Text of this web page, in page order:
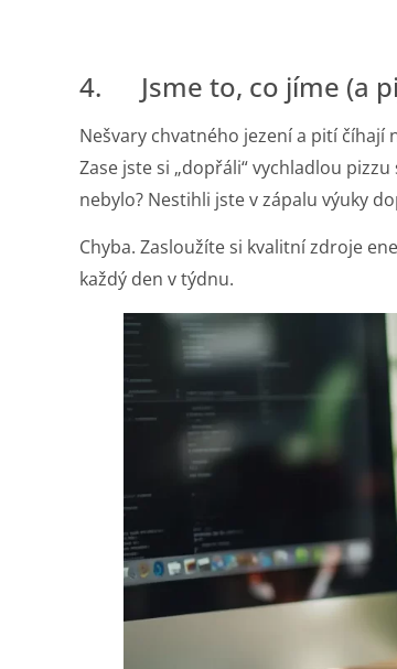
4. Jsme to, co jíme (a
Nešvary chvatného jezení a pití číhají
Zase jste si „dopřáli“ vychladlou
nebylo? Nestihli jste v zápalu výuky
Chyba. Zasloužíte si kvalitní zdroje
každý den v týdnu.